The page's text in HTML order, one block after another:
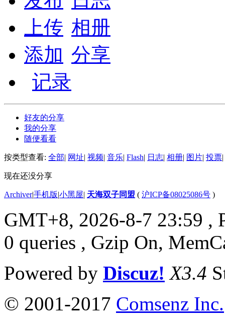
上传 相册
添加 分享
记录
好友的分享
我的分享
随便看看
按类型查看: 全部| 网址| 视频| 音乐| Flash| 日志| 相册| 图片| 投票|
现在还没分享
Archiver|手机版|小黑屋| 天海双子同盟 ( 沪ICP备08025086号 )
GMT+8, 2026-8-7 23:59 ,
0 queries , Gzip On,
Powered by Discuz! X3.4
© 2001-2017 Comsenz Inc.